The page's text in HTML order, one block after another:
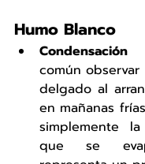
Humo Blanco
común
delgado al
en mañanas
simplemente
que se